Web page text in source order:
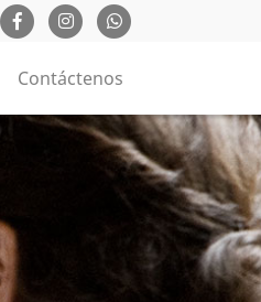
Contáctenos